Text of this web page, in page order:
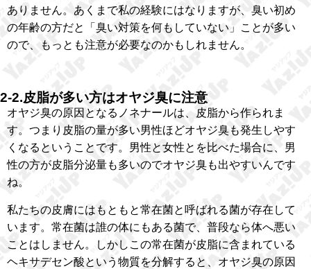
ありません。あくまで私の経験にはなりますが、臭い初め
の年齢の方だと「臭い対策を何もしていない」ことが多い
ので、もっとも注意が必要なのかもしれません。
2-2.皮脂が多い方はオヤジ臭に注意
オヤジ臭の原因となるノネナールは、皮脂から作られま
す。つまり皮脂の量が多い男性ほどオヤジ臭も発生しやす
くなるということです。男性と女性とを比べた場合に、男
性の方が皮脂分泌量も多いのでオヤジ臭も出やすいんです
ね。
私たちの皮膚にはもともと常在菌と呼ばれる菌が存在して
います。常在菌は誰の体にもある菌で、普段なら体へ悪い
ことはしません。しかしこの常在菌が皮脂に含まれている
ヘキサデセン酸という物質を分解すると、オヤジ臭の原因